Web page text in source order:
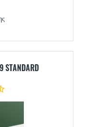
STANDARD